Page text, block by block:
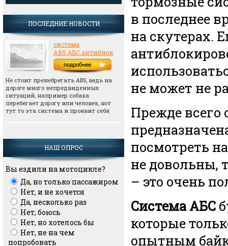
мотоцикла с АБС
ПОСЛЕДНИЕ НОВОСТИ
система
ABS,АБС,антиблок
Не стоит пренебрегать АВS, ведь на
дороге много непредвиденных
ситуаций, например собака
перебегает дорогу или человек, вот
тут то эта система и проявит себя
НАШ ОПРОС
Вы ездили на мотоцикле?
Да, но только пассажиром
Нет, и не хочется
Да, несколько раз
Нет, боюсь
Нет, но хотелось бы
Нет, не на чем
попробовать
в последнее
на скутерах.
не может не
Прежде всего
посмотреть
не довольны,
– это очень
Система АБС
которые
опытным